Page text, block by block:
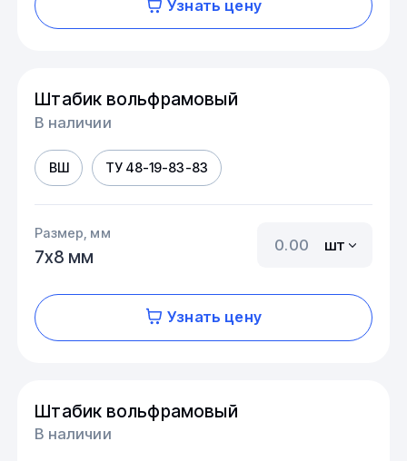
Узнать цену
Штабик вольфрамовый
В наличии
ВШ ТУ 48-19-83-83
Размер, мм
7х8 мм
шт
Узнать цену
Штабик вольфрамовый
В наличии